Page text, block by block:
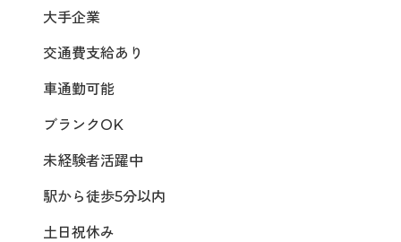
大手企業
交通費支給あり
車通勤可能
ブランクOK
未経験者活躍中
駅から徒歩5分以内
土日祝休み